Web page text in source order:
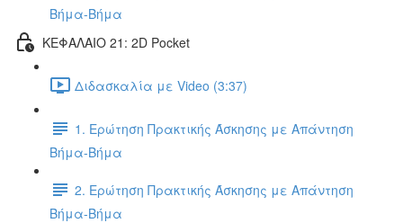
Βήμα-Βήμα
ΚΕΦΑΛΑΙΟ 21: 2D Pocket
Διδασκαλία με Video (3:37)
1. Ερώτηση Πρακτικής Άσκησης με Απάντηση
Βήμα-Βήμα
2. Ερώτηση Πρακτικής Άσκησης με Απάντηση
Βήμα-Βήμα